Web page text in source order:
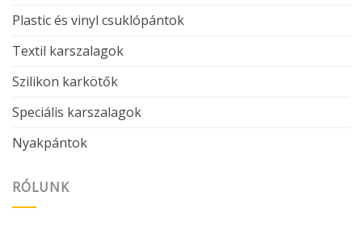
Plastic és vinyl csuklópántok
Textil karszalagok
Szilikon karkötők
Speciális karszalagok
Nyakpántok
RÓLUNK